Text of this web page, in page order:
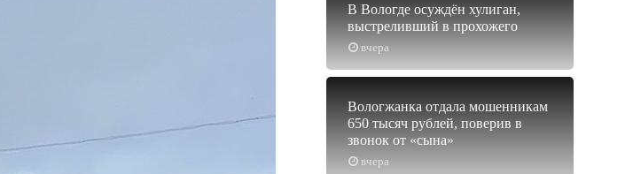
вчера
В Вологде осуждён хулиган,
выстреливший в прохожего
вчера
Вологжанка отдала мошенникам
650 тысяч рублей, поверив в
звонок от «сына»